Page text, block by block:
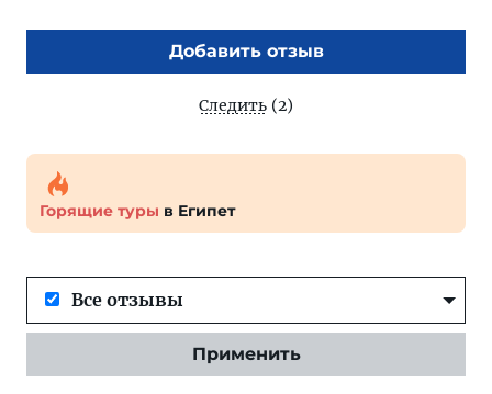
Добавить отзыв
Следить (2)
Горящие туры в Египет
Все отзывы
Применить